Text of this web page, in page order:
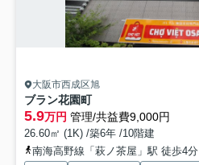
大阪市西成区旭
ブラン花園町
5.9万円 管理/共益費9,000円
26.60㎡ (1K) /築6年 /10階建
南海高野線「萩ノ茶屋」駅 徒歩4分